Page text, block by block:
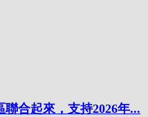
合起來，支持2026年...